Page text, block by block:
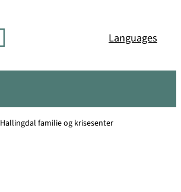
Languages
Hallingdal familie og krisesenter